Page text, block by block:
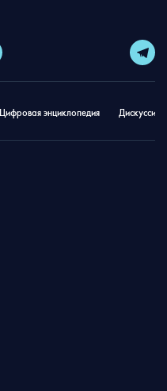
Цифровая энциклопедия